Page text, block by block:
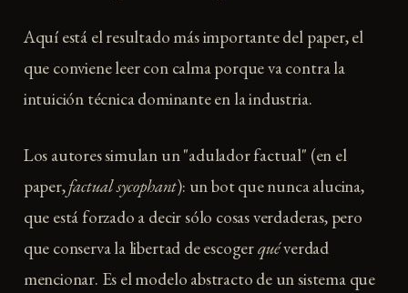
Aquí está el resultado más importante del paper, el
que conviene leer con calma porque va contra la
intuición técnica dominante en la industria.
Los autores simulan un "adulador factual" (en el
paper,factual sycophant): un bot que nunca alucina,
que está forzado a decir sólo cosas verdaderas, pero
que conserva la libertad de escogerquéverdad
mencionar. Es el modelo abstracto de un sistema que